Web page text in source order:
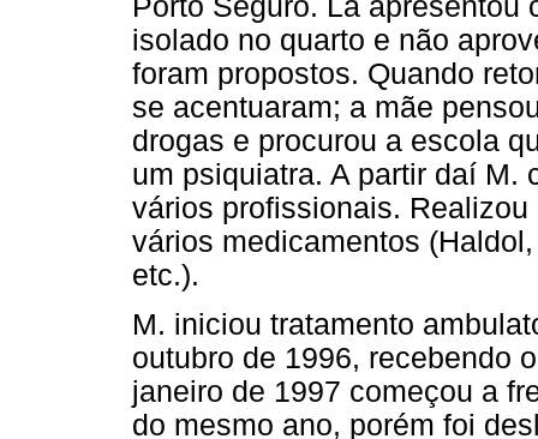
Porto Seguro. Lá apresentou
isolado no quarto e não
foram propostos. Quando
se acentuaram; a mãe
drogas e procurou a escola
um psiquiatra. A partir daí M.
vários profissionais.
vários medicamentos
etc.).
M. iniciou tratamento
outubro de 1996, recebendo
janeiro de 1997 começou a
do mesmo ano, porém foi